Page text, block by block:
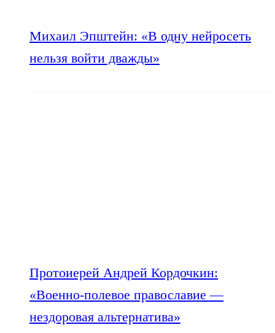
Михаил Эпштейн: «В одну нейросеть
нельзя войти дважды»
Протоиерей Андрей Кордочкин:
«Военно-полевое православие —
нездоровая альтернатива»